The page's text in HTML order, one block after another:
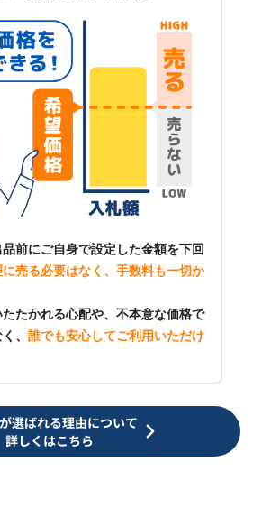
前にご自身で設定した金額を下回
に売る必要はなく、手数料も一切か
たかれる心配や、不本意な価格で
、 誰でも安心してご利用いただけ
選ばれる理由について
詳しくはこちら